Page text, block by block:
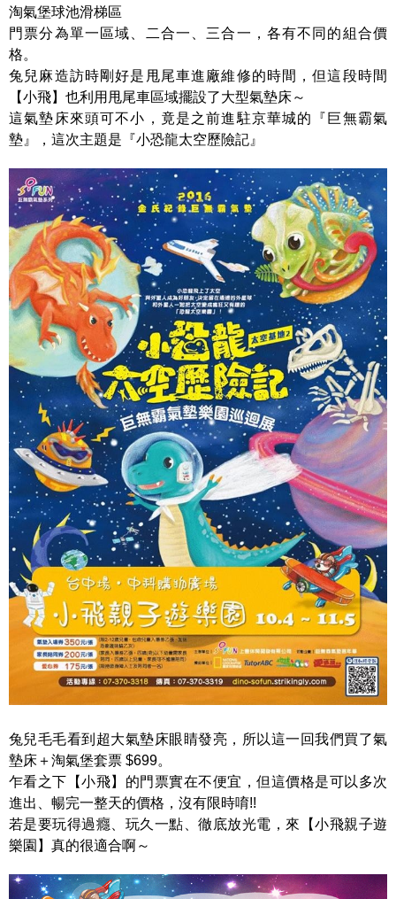
淘氣堡球池滑梯區
門票分為單一區域、二合一、三合一，各有不同的組合價
格。
兔兒麻造訪時剛好是甩尾車進廠維修的時間，但這段時間
【小飛】也利用甩尾車區域擺設了大型氣墊床～
這氣墊床來頭可不小，竟是之前進駐京華城的『巨無霸氣
墊』，這次主題是『小恐龍太空歷險記』
兔兒毛毛看到超大氣墊床眼睛發亮，所以這一回我們買了氣
墊床＋淘氣堡套票 $699。
乍看之下【小飛】的門票實在不便宜，但這價格是可以多次
進出、暢完一整天的價格，沒有限時唷!!
若是要玩得過癮、玩久一點、徹底放光電，來【小飛親子遊
樂園】真的很適合啊～